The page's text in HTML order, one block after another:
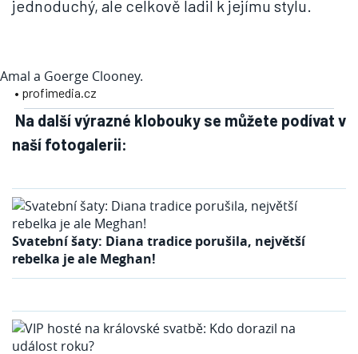
jednoduchý, ale celkově ladil k jejímu stylu.
Amal a Goerge Clooney.
• profimedia.cz
Na další výrazné klobouky se můžete podívat v
naší fotogalerii:
Svatební šaty: Diana tradice porušila, největší
rebelka je ale Meghan!